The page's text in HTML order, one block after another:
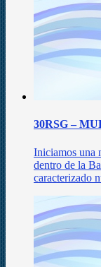
30RSG –
Iniciamos una
dentro de la
caracterizado